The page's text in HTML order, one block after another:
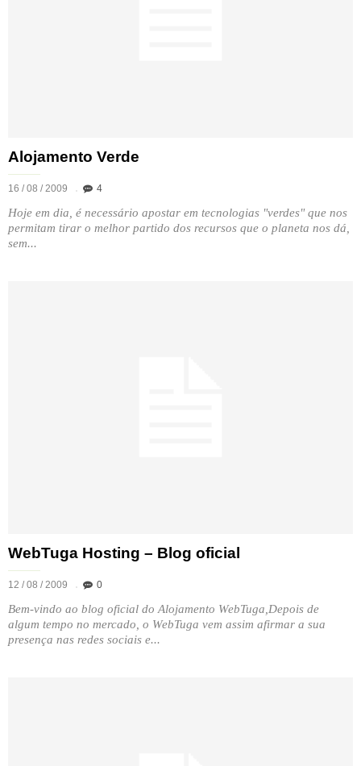
Alojamento Verde
16 / 08 / 2009 4
Hoje em dia, é necessário apostar em tecnologias "verdes" que nos
permitam tirar o melhor partido dos recursos que o planeta nos dá,
sem...
WebTuga Hosting – Blog oficial
12 / 08 / 2009 0
Bem-vindo ao blog oficial do Alojamento WebTuga,Depois de
algum tempo no mercado, o WebTuga vem assim afirmar a sua
presença nas redes sociais e...